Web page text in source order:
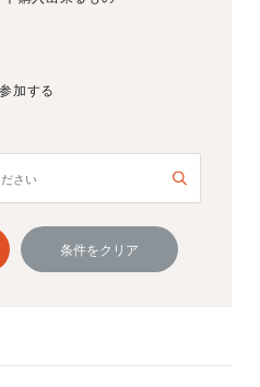
加する
条件をクリア